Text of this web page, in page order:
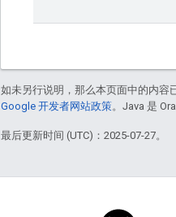
如未另行说明，那么本页面中的内容
Google 开发者网站政策。Java 是
最后更新时间 (UTC)：2025-07-27。